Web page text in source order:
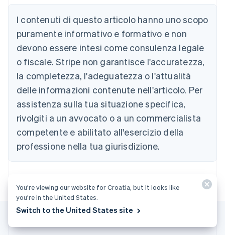
I contenuti di questo articolo hanno uno scopo
puramente informativo e formativo e non
devono essere intesi come consulenza legale
o fiscale. Stripe non garantisce l'accuratezza,
la completezza, l'adeguatezza o l'attualità
delle informazioni contenute nell'articolo. Per
assistenza sulla tua situazione specifica,
rivolgiti a un avvocato o a un commercialista
competente e abilitato all'esercizio della
professione nella tua giurisdizione.
English
Austria
Deutsch English
Belgio
NederlandsFrançaisDeutschEnglish
PortuguêsEnglish
Bulgaria
English
Canada
English Français
Cina continentale
Cipro
English
English
Emirati Arabi Uniti
English
English
You’re viewing our website for Croatia, but it looks like
you’re in the United States.
Switch to the United States site